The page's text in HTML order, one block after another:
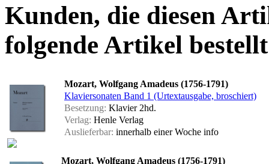
Kunden, die diesen
folgende Artikel
Mozart, Wolfgang Amadeus (1756-1791)
Klaviersonaten Band 1 (Urtextausgabe, broschiert)
Besetzung: Klavier 2hd.
Verlag: Henle Verlag
Auslieferbar: innerhalb einer Woche info
Mozart, Wolfgang Amadeus (1756-1791)